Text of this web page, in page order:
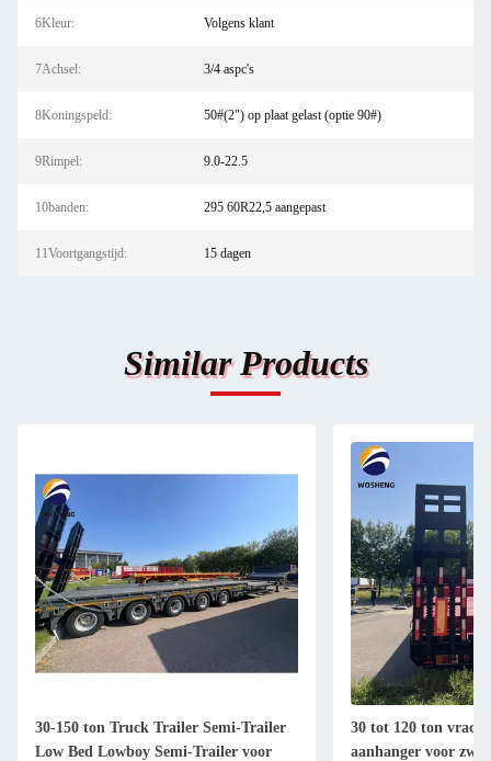
6Kleur: Volgens klant
7Achsel: 3/4 aspc's
8Koningspeld: 50#(2") op plaat gelast (optie 90#)
9Rimpel: 9.0-22.5
10banden: 295 60R22,5 aangepast
11Voortgangstijd: 15 dagen
Similar Products
30-150 ton Truck Trailer Semi-Trailer
Low Bed Lowboy Semi-Trailer voor
30 tot 120 ton
aanhanger voor